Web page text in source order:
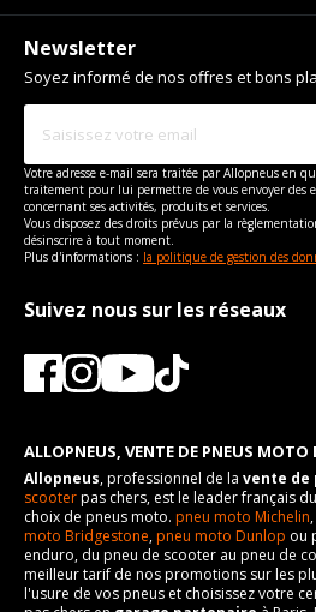
Newsletter
Soyez informé de nos offres et bons
Votre adresse e-mail sera traitée par Allopneus en
traitement pour lui permettre de vous envoyer des
concernant ses activités, produits et services.
Vous disposez des droits prévus par la
désinscrire à tout moment.
Plus d'informations : la politique de gestion des
Suivez nous sur les réseaux
ALLOPNEUS, VENTE DE PNEUS MOTO
Allopneus, professionnel de la vente de
scooterpas chers, est le leader français
choix de pneus moto. pneu moto Michelin,
moto Bridgestone,pneu moto Dunlop ou
enduro, du pneu de scooter au pneu de
meilleur tarif de nos promotions sur les
l'usure de vos pneus et choisissez votre